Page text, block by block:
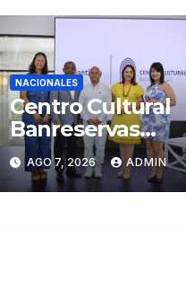
NACIONALES
Centro Cultural
Banreservas
Santiago
Primer
Artesanos de
AGO 7, 2026 ADMIN